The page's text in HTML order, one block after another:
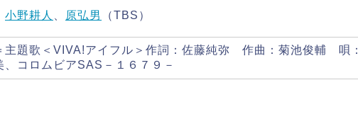
小野耕人 原弘男 （TBS）
主題歌＜VIVA!アイフル＞作詞：佐藤純弥 作曲：菊池俊輔 唄：
、コロムビアSAS－１６７９－